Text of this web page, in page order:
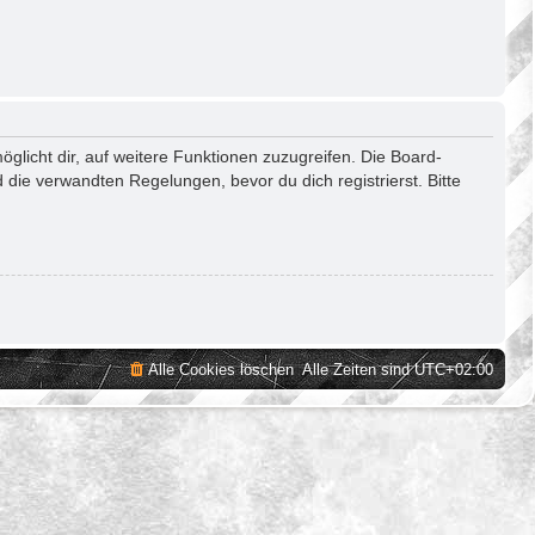
dir, auf weitere Funktionen zuzugreifen. Die Board-
verwandten Regelungen, bevor du dich registrierst. Bitte
Alle Zeiten sindUTC+02:00
Alle Cookies löschen